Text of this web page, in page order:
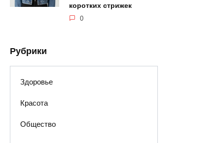
коротких стрижек
0
Рубрики
Здоровье
Красота
Общество